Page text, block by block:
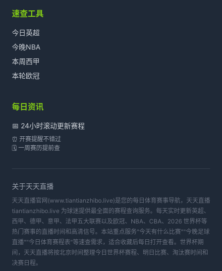
速查工具
今日英超
今晚NBA
本周西甲
本轮欧冠
每日资讯
📅 24小时滚动更新赛程
⏰ 开赛提醒不错过
🗓️ 一周赛历提前查
关于天天直播
天天直播官网(www.tiantianzhibo.live)是您的每日体育赛事导航，天天直播
tiantianzhibo.live 为球迷提供最全面的赛程查询服务。每天实时更新英超、
西甲、德甲、意甲、法甲五大联赛以及欧冠、NBA、CBA、2026 世界杯等
热门赛事的直播时间和高清信号。本站重点服务"今天有什么比赛""今晚足球
直播""今日体育赛程表"等速查需求，适合收藏后每日打开查看。世界杯期
间，天天直播将按北京时间整理今日世界杯赛程、明日比赛、淘汰赛时间和
决赛日程。